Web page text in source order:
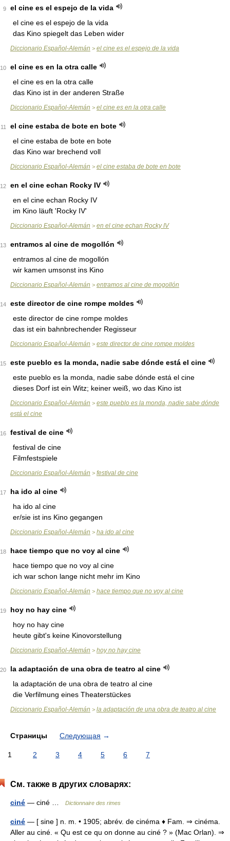
9
el cine es el espejo de la vida
el cine es el espejo de la vida
das Kino spiegelt das Leben wider
Diccionario Español-Alemán > el cine es el espejo de la vida
10
el cine es en la otra calle
el cine es en la otra calle
das Kino ist in der anderen Straße
Diccionario Español-Alemán > el cine es en la otra calle
11
el cine estaba de bote en bote
el cine estaba de bote en bote
das Kino war brechend voll
Diccionario Español-Alemán > el cine estaba de bote en bote
12
en el cine echan Rocky IV
en el cine echan Rocky IV
im Kino läuft 'Rocky IV'
Diccionario Español-Alemán > en el cine echan Rocky IV
13
entramos al cine de mogollón
entramos al cine de mogollón
wir kamen umsonst ins Kino
Diccionario Español-Alemán > entramos al cine de mogollón
14
este director de cine rompe moldes
este director de cine rompe moldes
das ist ein bahnbrechender Regisseur
Diccionario Español-Alemán > este director de cine rompe moldes
15
este pueblo es la monda, nadie sabe dónde está el cine
este pueblo es la monda, nadie sabe dónde está el cine
dieses Dorf ist ein Witz; keiner weiß, wo das Kino ist
Diccionario Español-Alemán > este pueblo es la monda, nadie sabe dónde
está el cine
16
festival de cine
festival de cine
Filmfestspiele
Diccionario Español-Alemán > festival de cine
17
ha ido al cine
ha ido al cine
er/sie ist ins Kino gegangen
Diccionario Español-Alemán > ha ido al cine
18
hace tiempo que no voy al cine
hace tiempo que no voy al cine
ich war schon lange nicht mehr im Kino
Diccionario Español-Alemán > hace tiempo que no voy al cine
19
hoy no hay cine
hoy no hay cine
heute gibt's keine Kinovorstellung
Diccionario Español-Alemán > hoy no hay cine
20
la adaptación de una obra de teatro al cine
la adaptación de una obra de teatro al cine
die Verfilmung eines Theaterstückes
Diccionario Español-Alemán > la adaptación de una obra de teatro al cine
Страницы Следующая →
1 2 3 4 5 6 7
См. также в других словарях:
ciné — ciné … Dictionnaire des rimes
ciné — [ sine ] n. m. • 1905; abrév. de cinéma ♦ Fam. ⇒ cinéma.
Aller au ciné. « Qu est ce qu on donne au ciné ? » (Mac Orlan). ⇒